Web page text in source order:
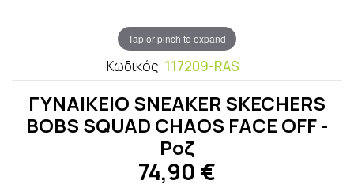
Tap or pinch to expand
Κωδικός: 117209-RAS
ΓΥΝΑΙΚΕΙΟ SNEAKER SKECHERS
BOBS SQUAD CHAOS FACE OFF -
Ροζ
74,90 €